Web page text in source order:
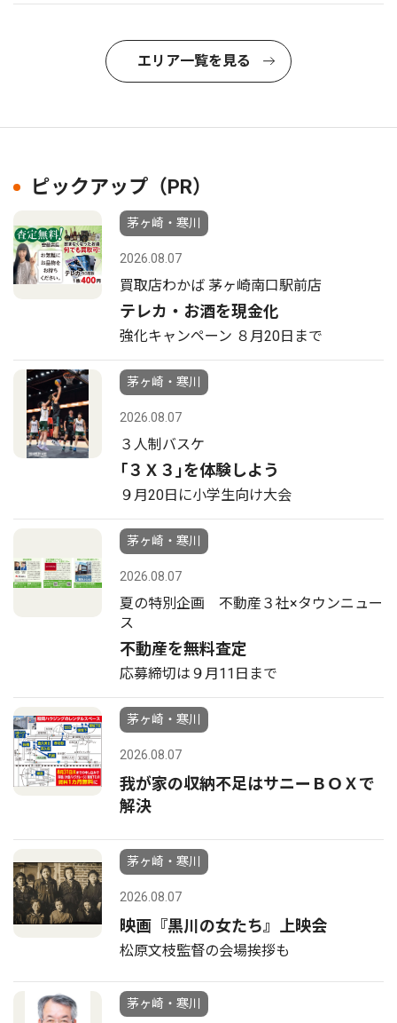
エリア一覧を見る
ピックアップ（PR）
茅ヶ崎・寒川
2026.08.07
買取店わかば 茅ヶ崎南口駅前店
テレカ・お酒を現金化
強化キャンペーン ８月20日まで
茅ヶ崎・寒川
2026.08.07
３人制バスケ
｢３Ｘ３｣を体験しよう
９月20日に小学生向け大会
茅ヶ崎・寒川
2026.08.07
夏の特別企画 不動産３社×タウンニュー
ス
不動産を無料査定
応募締切は９月11日まで
茅ヶ崎・寒川
2026.08.07
我が家の収納不足はサニーＢＯＸで
解決
茅ヶ崎・寒川
2026.08.07
映画『黒川の女たち』上映会
松原文枝監督の会場挨拶も
茅ヶ崎・寒川